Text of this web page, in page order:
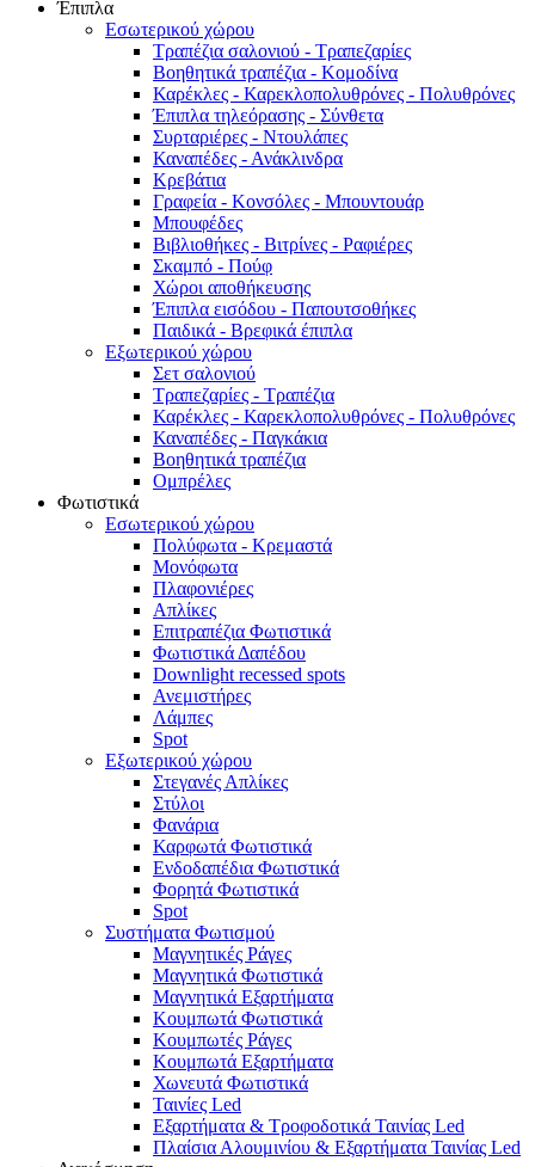
Έπιπλα
Εσωτερικού χώρου
Τραπέζια σαλονιού - Τραπεζαρίες
Βοηθητικά τραπέζια - Κομοδίνα
Καρέκλες - Καρεκλοπολυθρόνες - Πολυθρόνες
Έπιπλα τηλεόρασης - Σύνθετα
Συρταριέρες - Ντουλάπες
Καναπέδες - Ανάκλινδρα
Κρεβάτια
Γραφεία - Κονσόλες - Μπουντουάρ
Μπουφέδες
Βιβλιοθήκες - Βιτρίνες - Ραφιέρες
Σκαμπό - Πούφ
Χώροι αποθήκευσης
Έπιπλα εισόδου - Παπουτσοθήκες
Παιδικά - Βρεφικά έπιπλα
Εξωτερικού χώρου
Σετ σαλονιού
Τραπεζαρίες - Τραπέζια
Καρέκλες - Καρεκλοπολυθρόνες - Πολυθρόνες
Καναπέδες - Παγκάκια
Βοηθητικά τραπέζια
Ομπρέλες
Φωτιστικά
Εσωτερικού χώρου
Πολύφωτα - Κρεμαστά
Μονόφωτα
Πλαφονιέρες
Απλίκες
Επιτραπέζια Φωτιστικά
Φωτιστικά Δαπέδου
Downlight recessed spots
Ανεμιστήρες
Λάμπες
Spot
Εξωτερικού χώρου
Στεγανές Απλίκες
Στύλοι
Φανάρια
Καρφωτά Φωτιστικά
Ενδοδαπέδια Φωτιστικά
Φορητά Φωτιστικά
Spot
Συστήματα Φωτισμού
Μαγνητικές Ράγες
Μαγνητικά Φωτιστικά
Μαγνητικά Εξαρτήματα
Κουμπωτά Φωτιστικά
Κουμπωτές Ράγες
Κουμπωτά Εξαρτήματα
Χωνευτά Φωτιστικά
Ταινίες Led
Εξαρτήματα & Τροφοδοτικά Ταινίας Led
Πλαίσια Αλουμινίου & Εξαρτήματα Ταινίας Led